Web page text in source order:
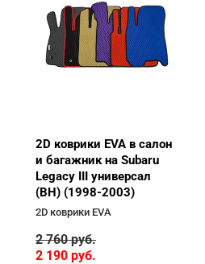
2D коврики EVA в салон
и багажник на Subaru
Legacy III универсал
(BH) (1998-2003)
2D коврики EVA
2 760руб.
2 190 руб.